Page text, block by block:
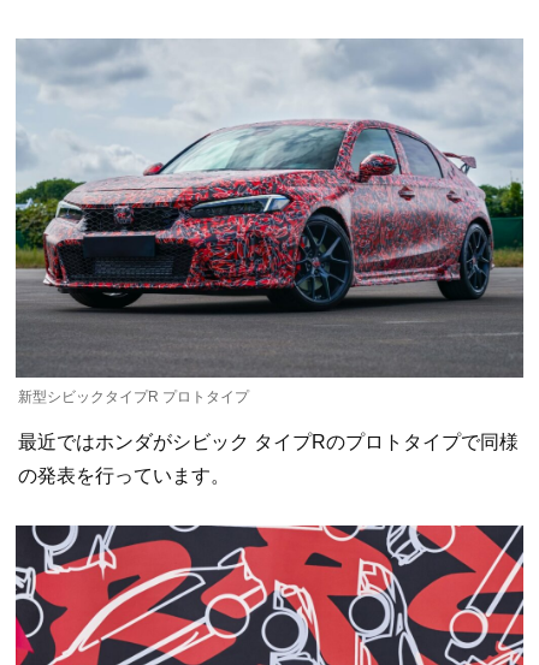
新型シビックタイプR プロトタイプ
最近ではホンダがシビック タイプRのプロトタイプで同様
の発表を行っています。